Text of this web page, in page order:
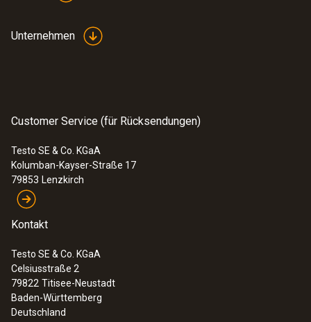
Unternehmen
Customer Service (für Rücksendungen)
Testo SE & Co. KGaA
Kolumban-Kayser-Straße 17
79853 Lenzkirch
Kontakt
Testo SE & Co. KGaA
Celsiusstraße 2
79822 Titisee-Neustadt
Baden-Württemberg
Deutschland